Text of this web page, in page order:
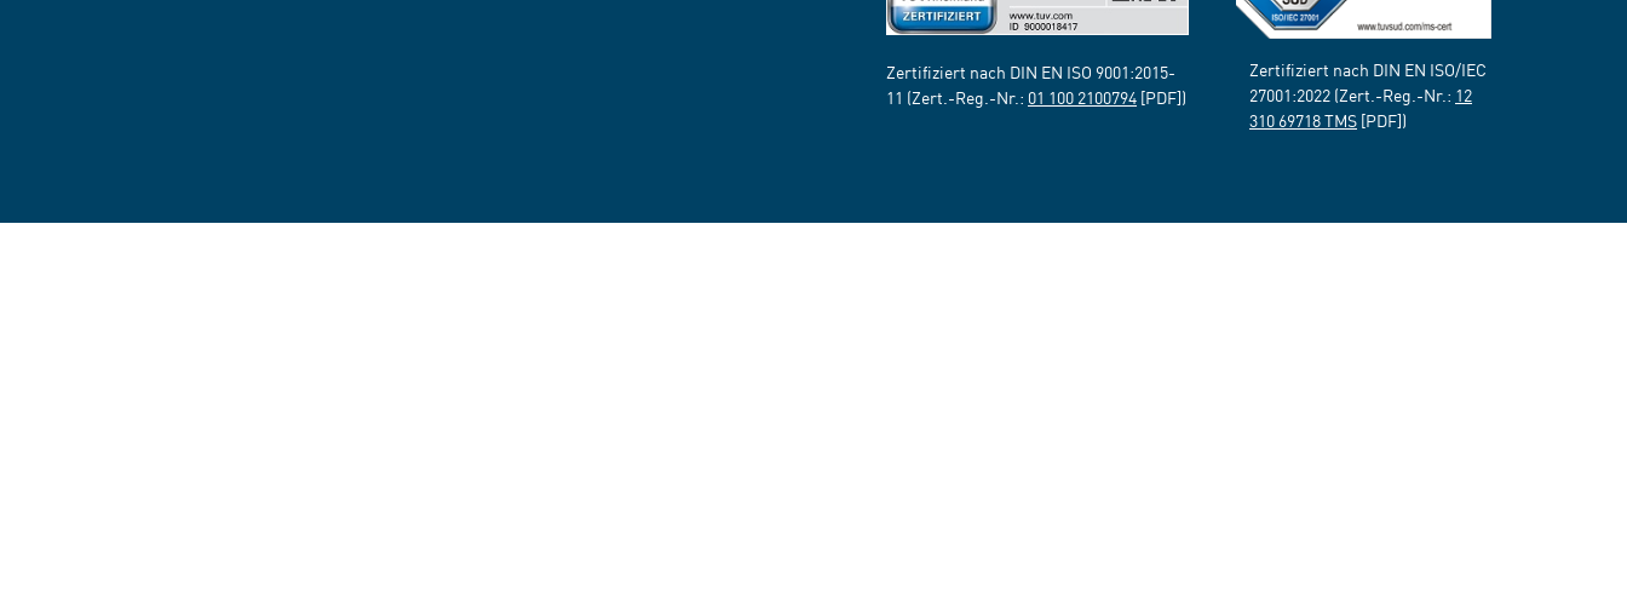
Zertifiziert nach DIN EN ISO 9001:2015-
11 (Zert.-Reg.-Nr.: 01 100 2100794 [PDF])
Zertifiziert nach DIN EN ISO/IEC
27001:2022 (Zert.-Reg.-Nr.: 12
310 69718 TMS [PDF])